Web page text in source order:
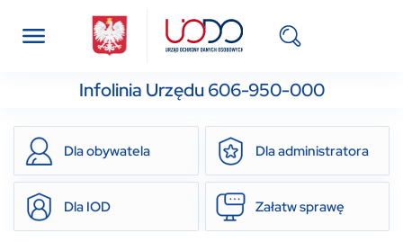
Infolinia Urzędu 606-950-000
Dla obywatela Dla administratora
Dla IOD Załatw sprawę